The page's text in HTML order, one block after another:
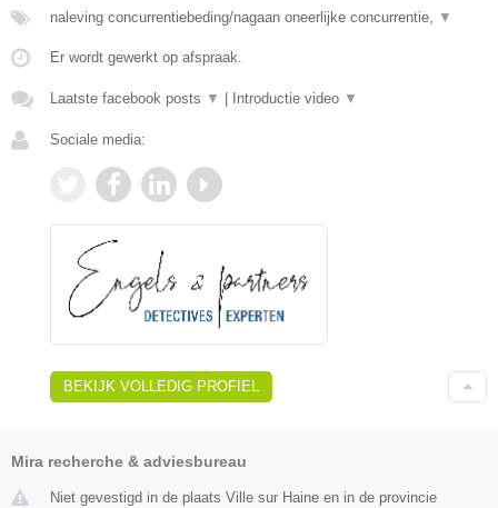
naleving concurrentiebeding/nagaan oneerlijke concurrentie, ▼
Er wordt gewerkt op afspraak.
Laatste facebook posts ▼ Introductie video ▼
Sociale media:
BEKIJK VOLLEDIG PROFIEL
Mira recherche & adviesbureau
Niet gevestigd in de plaats Ville sur Haine en in de provincie